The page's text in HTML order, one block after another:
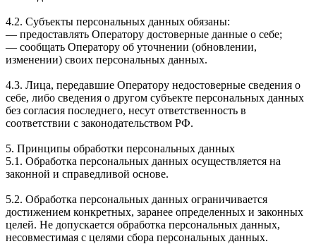
4.2. Субъекты персональных данных обязаны:
— предоставлять Оператору достоверные данные о себе;
— сообщать Оператору об уточнении (обновлении,
изменении) своих персональных данных.
4.3. Лица, передавшие Оператору недостоверные сведения о
себе, либо сведения о другом субъекте персональных данных
без согласия последнего, несут ответственность в
соответствии с законодательством РФ.
5. Принципы обработки персональных данных
5.1. Обработка персональных данных осуществляется на
законной и справедливой основе.
5.2. Обработка персональных данных ограничивается
достижением конкретных, заранее определенных и законных
целей. Не допускается обработка персональных данных,
несовместимая с целями сбора персональных данных.